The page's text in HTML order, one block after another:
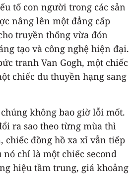
tố con người trong các sản
nâng lên một đẳng cấp
truyền thống vừa đón
tạo và công nghệ hiện đại.
tranh Van Gogh, một chiếc
chiếc du thuyền hạng sang
không bao giờ lỗi mốt.
ra sao theo từng mùa thì
chiếc đồng hồ xa xỉ vẫn tiếp
nó chỉ là một chiếc second
hiệu tầm trung, giá khoảng